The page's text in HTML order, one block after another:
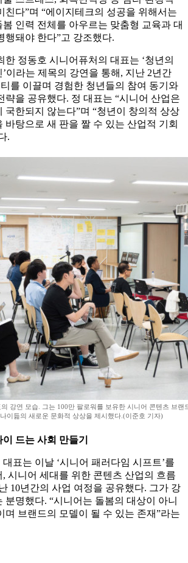
친다”며 “에이지테크의 성공을 위해서는
인력 전체를 아우르는 맞춤형 교육과 대
행돼야 한다”고 강조했다.
한 정동호 시니어퓨처의 대표는 ‘청년의
이라는 제목의 강연을 통해, 지난 2년간
를 이끌며 경험한 청년들의 참여 동기와
략을 공유했다. 정 대표는 “시니어 산업은
국한되지 않는다”며 “청년이 창의적 상상
바탕으로 새 판을 짤 수 있는 산업적 기회
.
강연 모습. 그는 100만 팔로워를 보유한 시니어 콘텐츠 브랜
이듦의 새로운 문화적 상상을 제시했다.(이준호 기자)
드는 사회 만들기
표는 이날 ‘시니어 패러다임 시프트’를
시니어 세대를 위한 콘텐츠 산업의 흐름
10년간의 사업 여정을 공유했다. 그가 강
분명했다. “시니어는 돌봄의 대상이 아니
며 브랜드의 모델이 될 수 있는 존재”라는